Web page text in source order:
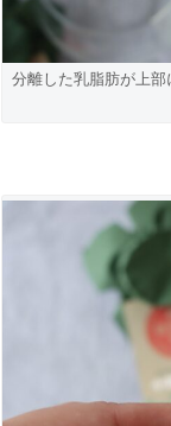
分離した乳脂肪が上